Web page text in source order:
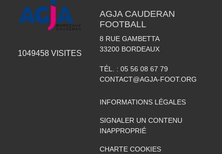
1049458VISITES
AGJA CAUDERAN
FOOTBALL
8 RUE GAMBETTA
33200 BORDEAUX
TÉL. : 05 56 08 67 79
CONTACT@AGJA-FOOT.ORG
INFORMATIONS LÉGALES
SIGNALER UN CONTENU
INAPPROPRIÉ
CHARTE COOKIES